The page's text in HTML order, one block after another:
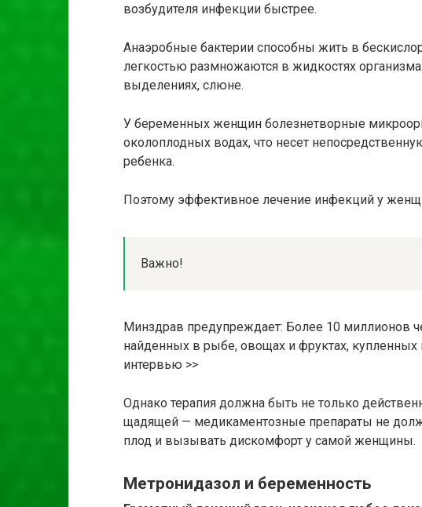
возбудителя инфекции быстрее.
Анаэробные бактерии способны жить в
легкостью размножаются в жидкостях
выделениях, слюне.
У беременных женщин болезнетворные
околоплодных водах, что несет
ребенка.
Поэтому эффективное лечение инфекций у
Важно!
Минздрав предупреждает: Более 10 миллионов
найденных в рыбе, овощах и фруктах, купленных
интервью >>
Однако терапия должна быть не только
щадящей — медикаментозные препараты не
плод и вызывать дискомфорт у самой женщины.
Метронидазол и беременность